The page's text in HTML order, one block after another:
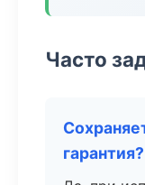
Часто
гарантия?